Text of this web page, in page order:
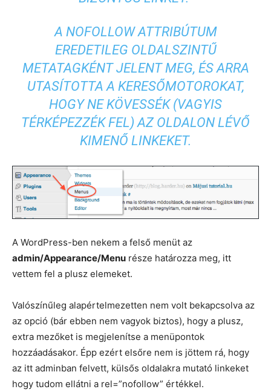
A NOFOLLOW ATTRIBÚTUM
EREDETILEG OLDALSZINTŰ
METATAGKÉNT JELENT MEG, ÉS ARRA
UTASÍTOTTA A KERESŐMOTOROKAT,
HOGY NE KÖVESSÉK (VAGYIS
TÉRKÉPEZZÉK FEL) AZ OLDALON LÉVŐ
KIMENŐ LINKEKET.
A WordPress-ben nekem a felső menüt az
admin/Appearance/Menu része határozza meg, itt
vettem fel a plusz elemeket.
Valószínűleg alapértelmezetten nem volt bekapcsolva az
az opció (bár ebben nem vagyok biztos), hogy a plusz,
extra mezőket is megjelenítse a menüpontok
hozzáadásakor. Épp ezért elsőre nem is jöttem rá, hogy
az itt adminban felvett, külsős oldalakra mutató linkeket
hogy tudom ellátni a rel=”nofollow” értékkel.